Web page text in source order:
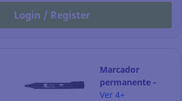
Login / Register
Marcador
permanente -
ponta cónica 1-2
Ver 4+